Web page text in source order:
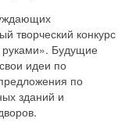
творческий конкурс
руками». Будущие
идеи по
по
зданий и